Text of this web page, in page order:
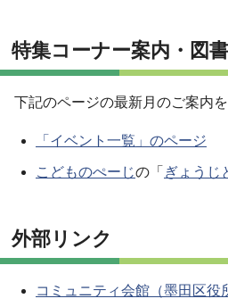
特集コーナー案内・図
下記のページの最新月のご案内を
「イベント一覧」のページ
こどものぺーじの「 ぎょうじ
外部リンク
コミュニティ会館（墨田区役